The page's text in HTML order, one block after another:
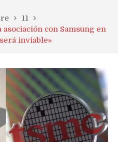
11
asociación con Samsung en
inviable»